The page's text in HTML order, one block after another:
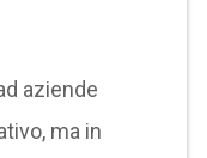
aziende
ma in